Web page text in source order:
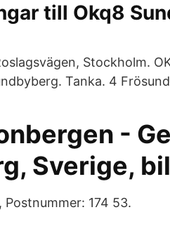
till Okq8
Stockholm.
Tanka. 4
-
Sverige,
Postnummer: 174 53.